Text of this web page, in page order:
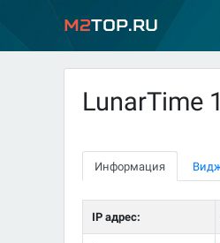
M2Top.ru
LunarTime
Информация
IP адрес: